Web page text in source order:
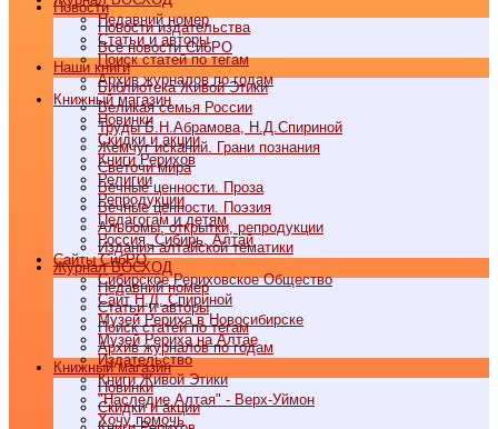
Недавний номер
Статьи и авторы
Поиск статей по тегам
Архив журналов по годам
Книжный магазин
Новинки
Скидки и акции
Книги Рерихов
Религии
Репродукции
Педагогам и детям
Россия, Сибирь, Алтай
Cайты СибРО
Сибирское Рериховское Общество
Сайт Н.Д. Спириной
Музей Рериха в Новосибирске
Музей Рериха на Алтае
Издательство
Книги Живой Этики
"Наследие Алтая" - Верх-Уймон
Хочу помочь
Новости
Новости издательства
Все новости СибРО
Наши книги
Библиотека Живой Этики
Великая семья России
Труды Б.Н.Абрамова, Н.Д.Спириной
Жемчуг исканий. Грани познания
Светочи мира
Вечные ценности. Проза
Вечные ценности. Поэзия
Альбомы, открытки, репродукции
Издания алтайской тематики
Журнал ВОСХОД
Недавний номер
Статьи и авторы
Поиск статей по тегам
Архив журналов по годам
Книжный магазин
Новинки
Скидки и акции